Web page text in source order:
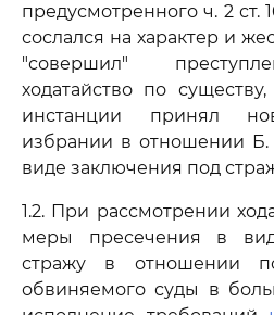
предусмотренного ч. 2 ст.
сослался на характер и
"совершил"
ходатайство по
инстанции принял
избрании в отношении
виде заключения под
1.2. При рассмотрении
меры пресечения в
стражу в отношении
обвиняемого суды в